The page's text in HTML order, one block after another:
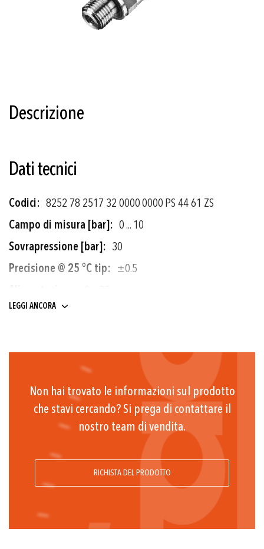
galleria
di
Descrizione
Dati tecnici
Più
informazioni 8252 78 2517 32 0000 0000 PS 44 61 ZS
0 ... 10
30
±0.5
LEGGI ANCORA
Non hai trovato le informazioni sul prodotto
che stavi cercando? Si prega di contattare il
nostro team di vendita.
RICHISTA DEL PRODOTTO